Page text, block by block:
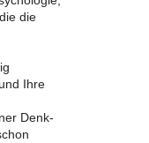
die
Ihre
Denk-